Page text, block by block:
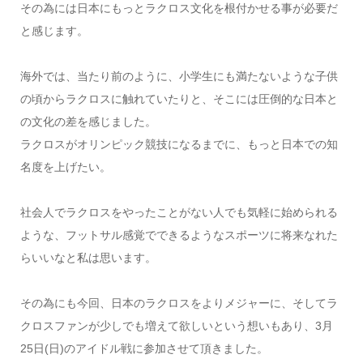
その為には日本にもっとラクロス文化を根付かせる事が必要だ
と感じます。
海外では、当たり前のように、小学生にも満たないような子供
の頃からラクロスに触れていたりと、そこには圧倒的な日本と
の文化の差を感じました。
ラクロスがオリンピック競技になるまでに、もっと日本での知
名度を上げたい。
社会人でラクロスをやったことがない人でも気軽に始められる
ような、フットサル感覚でできるようなスポーツに将来なれた
らいいなと私は思います。
その為にも今回、日本のラクロスをよりメジャーに、そしてラ
クロスファンが少しでも増えて欲しいという想いもあり、3月
25日(日)のアイドル戦に参加させて頂きました。